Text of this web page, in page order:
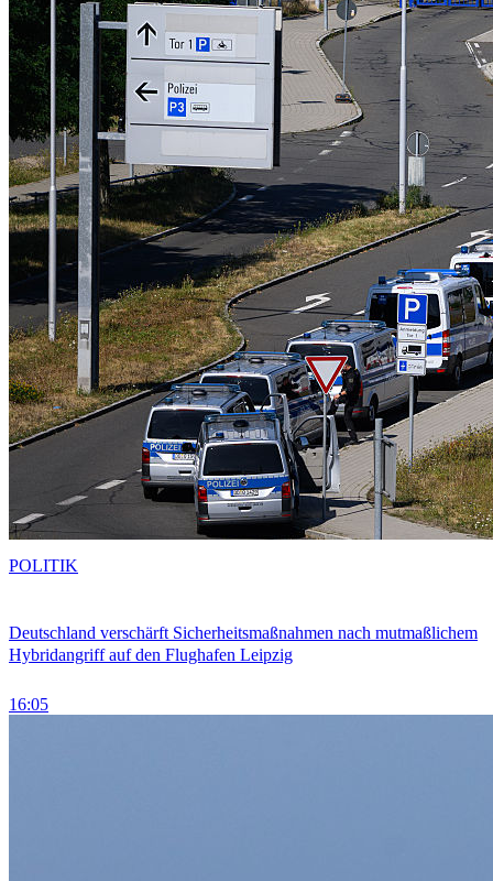
Deutschland verschärft Sicherheitsmaßnahmen nach mutmaßlichem
Hybridangriff auf den Flughafen Leipzig
16:05
POLITIK